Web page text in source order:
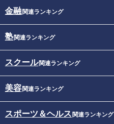
金融関連ランキング
塾関連ランキング
スクール関連ランキング
美容関連ランキング
スポーツ＆ヘルス 関連ランキング